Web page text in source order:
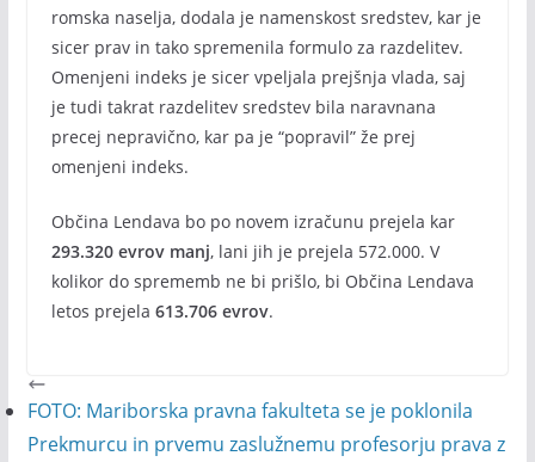
romska naselja, dodala je namenskost sredstev, kar je
sicer prav in tako spremenila formulo za razdelitev.
Omenjeni indeks je sicer vpeljala prejšnja vlada, saj
je tudi takrat razdelitev sredstev bila naravnana
precej nepravično, kar pa je “popravil” že prej
omenjeni indeks.
Občina Lendava bo po novem izračunu prejela kar
293.320 evrov manj, lani jih je prejela 572.000. V
kolikor do sprememb ne bi prišlo, bi Občina Lendava
letos prejela 613.706 evrov.
FOTO: Mariborska pravna fakulteta se je poklonila
Prekmurcu in prvemu zaslužnemu profesorju prava z